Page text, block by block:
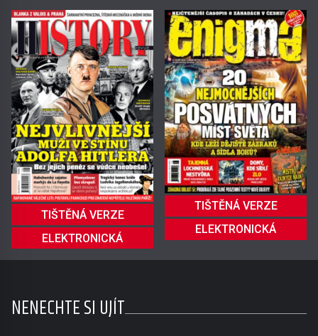
TIŠTĚNÁ VERZE
ELEKTRONICKÁ
TIŠTĚNÁ VERZE
ELEKTRONICKÁ
NENECHTE SI UJÍT